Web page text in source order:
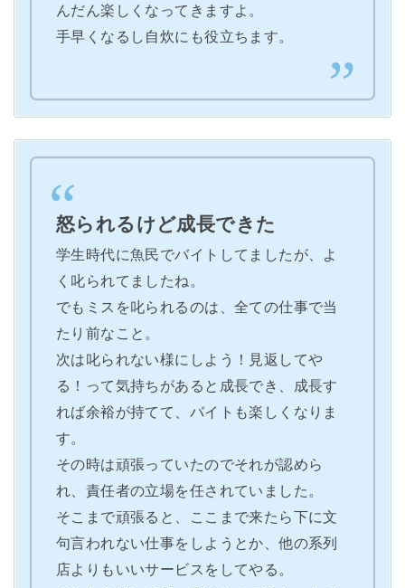
んだん楽しくなってきますよ。
手早くなるし自炊にも役立ちます。
怒られるけど成長できた
学生時代に魚民でバイトしてましたが、よ
く叱られてましたね。
でもミスを叱られるのは、全ての仕事で当
たり前なこと。
次は叱られない様にしよう！見返してや
る！って気持ちがあると成長でき、成長す
れば余裕が持てて、バイトも楽しくなりま
す。
その時は頑張っていたのでそれが認めら
れ、責任者の立場を任されていました。
そこまで頑張ると、ここまで来たら下に文
句言われない仕事をしようとか、他の系列
店よりもいいサービスをしてやる。